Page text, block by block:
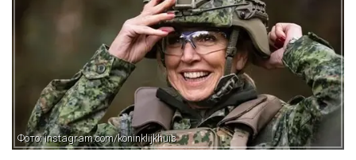
Фото: instagram.com/koninklijkhuis